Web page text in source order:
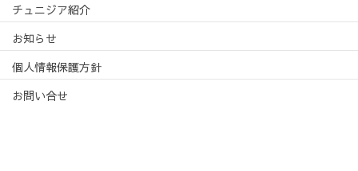
チュニジア紹介
お知らせ
個人情報保護方針
お問い合せ